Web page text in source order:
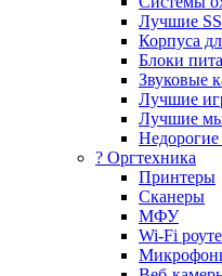
Лучшие
Корпуса
Блоки
Звуковые
Лучшие
Лучшие
?️ Оргтехника
Принтеры
Сканеры
МФУ
Wi-Fi